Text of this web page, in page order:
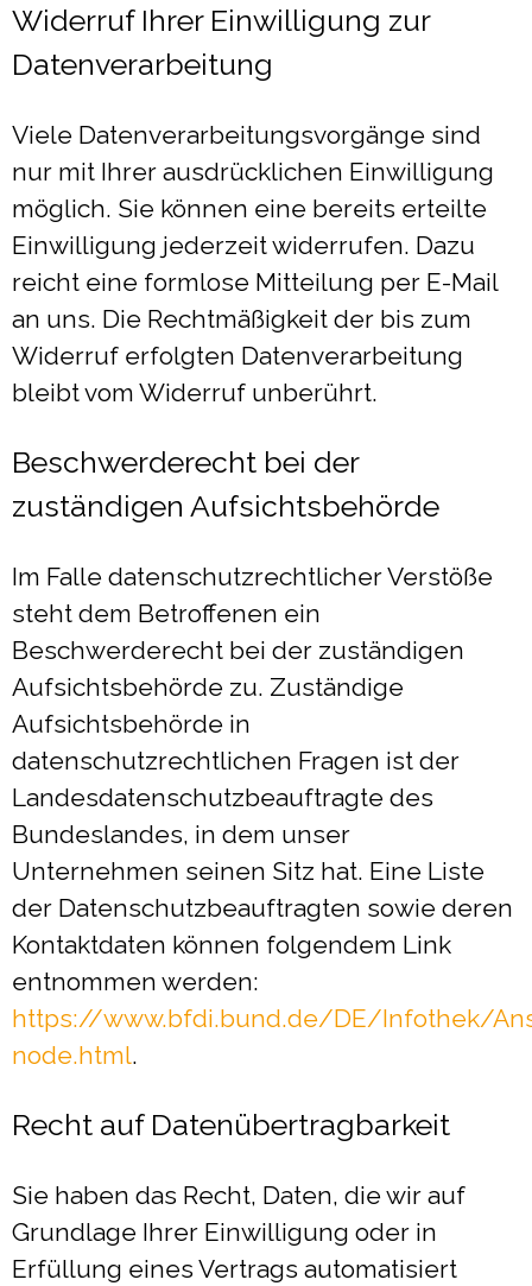
Widerruf Ihrer Einwilligung zur
Datenverarbeitung
Viele Datenverarbeitungsvorgänge sind
nur mit Ihrer ausdrücklichen Einwilligung
möglich. Sie können eine bereits erteilte
Einwilligung jederzeit widerrufen. Dazu
reicht eine formlose Mitteilung per E-Mail
an uns. Die Rechtmäßigkeit der bis zum
Widerruf erfolgten Datenverarbeitung
bleibt vom Widerruf unberührt.
Beschwerderecht bei der
zuständigen Aufsichtsbehörde
Im Falle datenschutzrechtlicher Verstöße
steht dem Betroffenen ein
Beschwerderecht bei der zuständigen
Aufsichtsbehörde zu. Zuständige
Aufsichtsbehörde in
datenschutzrechtlichen Fragen ist der
Landesdatenschutzbeauftragte des
Bundeslandes, in dem unser
Unternehmen seinen Sitz hat. Eine Liste
der Datenschutzbeauftragten sowie deren
Kontaktdaten können folgendem Link
entnommen werden:
https://www.bfdi.bund.de/DE/Infothek/
node.html.
Recht auf Datenübertragbarkeit
Sie haben das Recht, Daten, die wir auf
Grundlage Ihrer Einwilligung oder in
Erfüllung eines Vertrags automatisiert